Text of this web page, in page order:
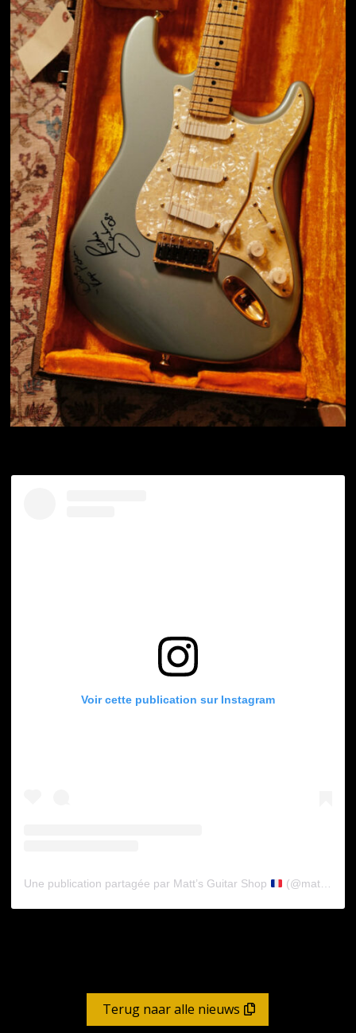
Voir cette publication sur Instagram
Une publication partagée par Matt’s Guitar Shop (@mattsguitarshop)
Terug naar alle nieuws